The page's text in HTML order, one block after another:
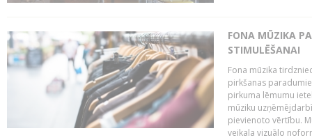
FONA MŪZIKA
STIMULĒŠANAI
Fona mūzika
pirkšanas
pirkuma lēmumu
mūziku
pievienoto vērtību.
veikala vizuālo